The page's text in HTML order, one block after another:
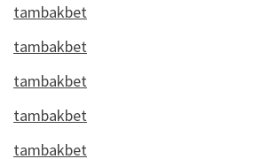
tambakbet
tambakbet
tambakbet
tambakbet
tambakbet